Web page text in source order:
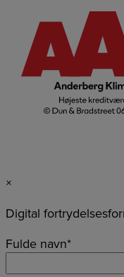
×
Digital
Fulde navn*